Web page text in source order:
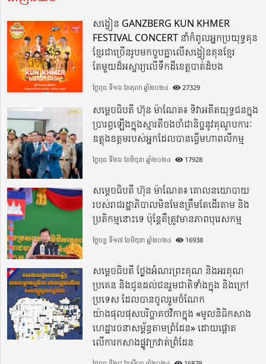
សង្វៀន GANZBERG KUN KHMER
FESTIVAL CONCERT នាំកំពូលអ្នកប្រយុទ្ធគុន
ខ្មែរជាច្រើនរូបមកចួបគ្នាលើសង្វៀនគុនខ្មែរ
តែមួយដ៏អស្ចារ្យលើទឹកដីខេត្តបាត់ដំបង
ថ្ងៃពុធ ទី១៦ ខែតុលា ឆ្នាំ២០២៤ 27329
សម្តេចធិបតី ហ៊ុន ម៉ាណែត៖ ទិវាអតីតយុទ្ធជនក្នុង
ប្រារព្ធឡើងក្នុងស្មារតីចងចាំជានិច្ចនូវគុណូបការៈ
ឧត្តុងឧត្តមរបស់អ្នកដែលបានធ្វើមហាពលីកម្ម
ថ្ងៃពុធ ទី២៦ ខែមិថុនា ឆ្នាំ២០២៤ 17928
សម្តេចធិបតី ហ៊ុន ម៉ាណែត៖ គោលនយោបាយ
របស់រាជរដ្ឋាភិបាលមិនមែនត្រឹមតែដើរតាម និង
ប្រតិកម្មនោះទេ ប៉ុន្តែគឺត្រូវមានភាពបុរេសកម្ម
ថ្ងៃចន្ទ ទី១៧ ខែមិថុនា ឆ្នាំ២០២៤ 16938
សម្តេចធិបតី ថ្លែងអំណរព្រះគុណ និងអរគុណ
ប្រគេន និងជូនដល់ជនរួមជាតិទាំងក្នុង​ និងក្រៅ
ប្រទេស​ ដែលបានចូលរួមចំណែក
យ៉ាងផុលផុសបរិច្ចាគថវិកាក្នុង «មូលនិធិកសាង
ហេដ្ឋារចនាសម្ព័ន្ធតាមព្រំដែន» ដោយផ្ដោត
លើការកសាងផ្លូវក្រវាត់ព្រំដែន